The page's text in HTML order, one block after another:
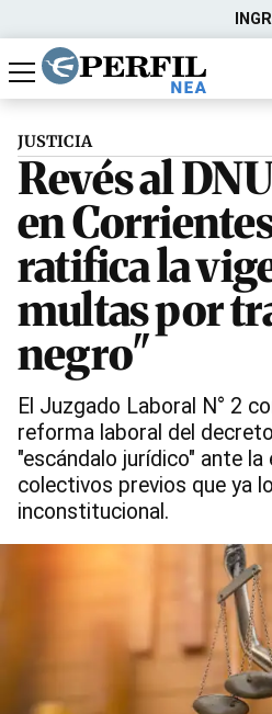
Política
Economía
Actualidad
JUSTICIA
Revés al
en
ratifica la
multas por
negro"
El Juzgado Laboral N° 2
reforma laboral del
"escándalo jurídico" ante
colectivos previos que ya
inconstitucional.